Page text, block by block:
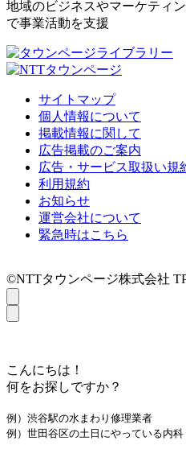
地域のビジネスやマーケティ
で事業活動を支援
サイトマップ
個人情報について
掲載情報に関して
広告掲載のご案内
広告・サービス取扱い規
利用規約
お知らせ
運営会社について
緊急時はこちら
©NTTタウンページ株式会社
こんにちは！
何をお探しですか？
例）渋谷駅の水まわり修理業者
例）世田谷区の土日にやっている内科